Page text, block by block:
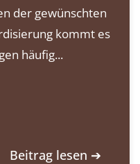
der gewünschten
kommt es
häufig...
Beitrag lesen ➔